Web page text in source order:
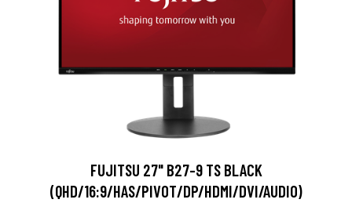
FUJITSU 27" B27-9 TS BLACK
(QHD/16:9/HAS/PIVOT/DP/HDMI/DVI/AUDIO)